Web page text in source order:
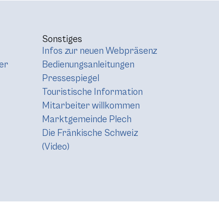
Sonstiges
Infos zur neuen Webpräsenz
Bedienungsanleitungen
Pressespiegel
Touristische Information
Mitarbeiter willkommen
Marktgemeinde Plech
Die Fränkische Schweiz
(Video)